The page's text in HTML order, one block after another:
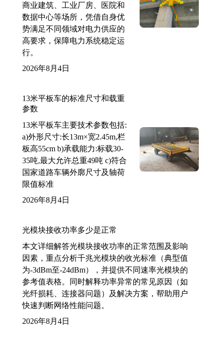
商业建筑、工业厂房、医院和
数据中心等场所，凭借自身优
势满足不同领域对电力供应的
高要求，保障电力系统稳定运
行。
2026年8月4日
13米平板车的标准尺寸和载重
参数
13米平板车主要技术参数包括:
a)外形尺寸:长13m×宽2.45m,栏
板高55cm b)承载能力:标载30-
35吨,最大允许总重49吨 c)符合
国家道路车辆外廓尺寸及轴荷
限值标准
2026年8月4日
光模块接收功率多少是正常
本文详细解答光模块接收功率的正常范围及影响
因素，重点分析千兆光模块的收光标准（典型值
为-3dBm至-24dBm），并提供不同速率光模块的
参考值表格。同时解释功率异常的常见原因（如
光纤损耗、连接器问题）及解决方案，帮助用户
快速判断网络性能问题。
2026年8月4日